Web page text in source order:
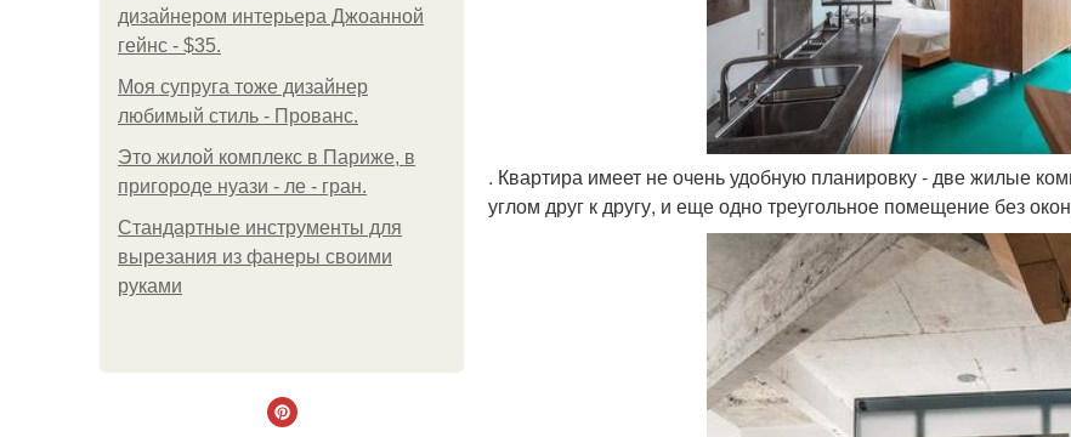
дизайнером интерьера Джоанной
гейнс - $35.
Моя супруга тоже дизайнер
любимый стиль - Прованс.
Это жилой комплекс в Париже, в
пригороде нуази - ле - гран.
Стандартные инструменты для
вырезания из фанеры своими
руками
. Квартира имеет не очень удобную планировку - две жилые
углом друг к другу, и еще одно треугольное помещение без